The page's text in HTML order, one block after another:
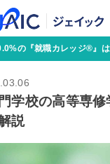
の『就職カレッジ®』
学校の高等専
説